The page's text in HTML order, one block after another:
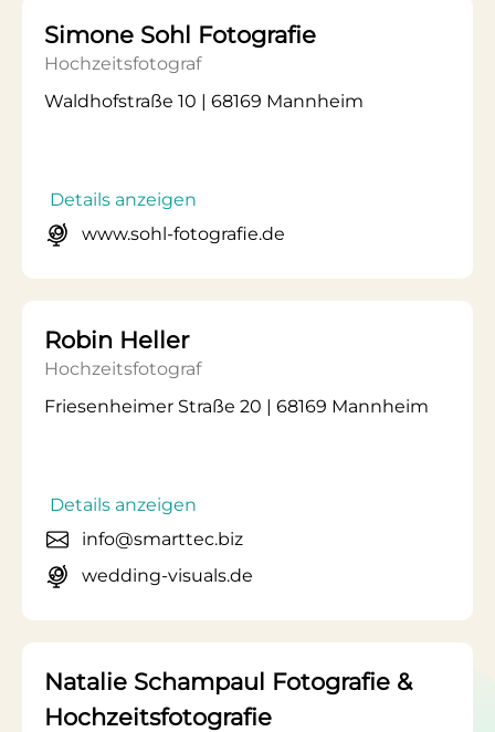
Simone Sohl Fotografie
Hochzeitsfotograf
Waldhofstraße 10 | 68169 Mannheim
Details anzeigen
www.sohl-fotografie.de
Robin Heller
Hochzeitsfotograf
Friesenheimer Straße 20 | 68169 Mannheim
Details anzeigen
info@smarttec.biz
wedding-visuals.de
Natalie Schampaul Fotografie &
Hochzeitsfotografie